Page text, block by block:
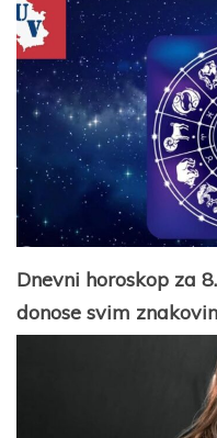
Dnevni horoskop za
donose svim